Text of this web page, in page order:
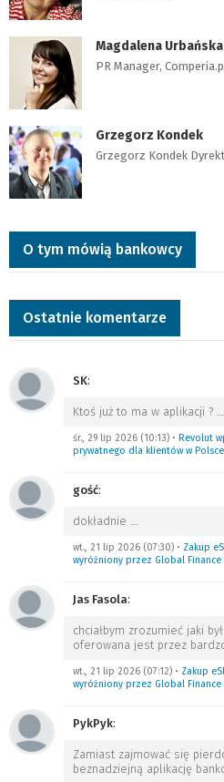
Magdalena Urbańska
PR Manager,
Grzegorz Kondek
Grzegorz Kondek
O tym mówią bankowcy
Ostatnie komentarze
SK:
Ktoś już to ma w aplikacji ? …
śr., 29 lip 2026 (10:13) • Revolut
prywatnego dla klientów w Polsce
gość:
dokładnie …
wt., 21 lip 2026 (07:30) • Zakup
wyróżniony przez Global Finance
Jas Fasola:
chciałbym zrozumieć jaki
oferowana jest przez
wt., 21 lip 2026 (07:12) • Zakup
wyróżniony przez Global Finance
PykPyk:
Zamiast zajmować się
beznadziejną aplikację